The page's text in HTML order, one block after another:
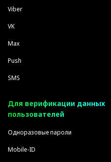
Viber
VK
Max
Push
SMS
Для верификации данных
пользователей
Одноразовые пароли
Mobile-ID